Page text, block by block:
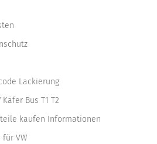
Lackierung
Bus T1 T2
kaufen Informationen
für VW